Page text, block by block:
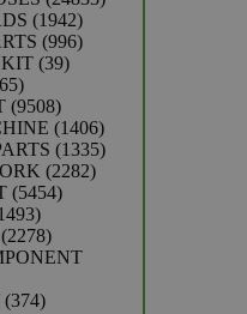
19421942
producten
996996
3939
1565
producten
95089508
producten
14061406
producten
13351335
22822282
54545454
1493
producten
22782278
producten
374374